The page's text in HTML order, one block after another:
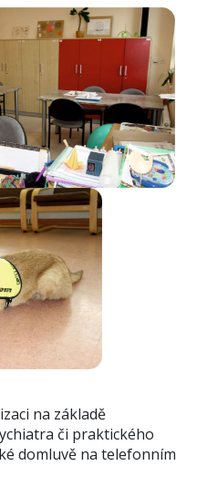
na základě
či praktického
domluvě na telefonním